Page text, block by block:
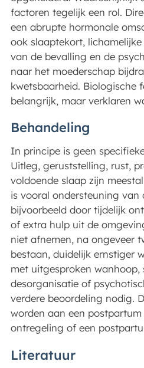
factoren tegelijk een rol.
een abrupte hormonale
ook slaaptekort,
van de bevalling en de
naar het moederschap
kwetsbaarheid. Biologische
belangrijk, maar verklaren
Behandeling
In principe is geen
Uitleg, geruststelling, rust,
voldoende slaap zijn
is vooral ondersteuning van
bijvoorbeeld door tijdelijk
of extra hulp uit de
niet afnemen, na ongeveer
bestaan, duidelijk ernstiger
met uitgesproken wanhoop,
desorganisatie of
verdere beoordeling nodig.
worden aan een postpartum
ontregeling of een
Literatuur